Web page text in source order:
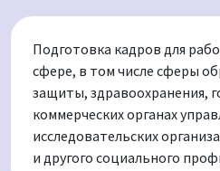
Подготовка кадров для
сфере, в том числе сферы
защиты, здравоохранения,
коммерческих органах
исследовательских
и другого социального